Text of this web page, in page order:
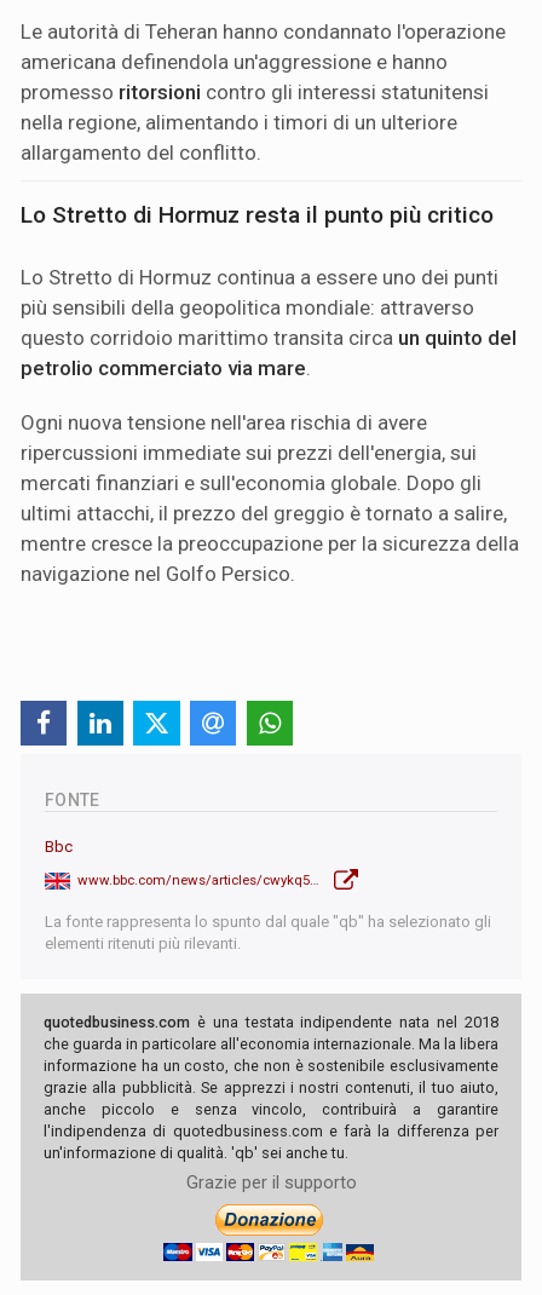
Le autorità di Teheran hanno condannato l'operazione
americana definendola un'aggressione e hanno
promesso ritorsioni contro gli interessi statunitensi
nella regione, alimentando i timori di un ulteriore
allargamento del conflitto.
Lo Stretto di Hormuz resta il punto più critico
Lo Stretto di Hormuz continua a essere uno dei punti
più sensibili della geopolitica mondiale: attraverso
questo corridoio marittimo transita circa un quinto del
petrolio commerciato via mare.
Ogni nuova tensione nell'area rischia di avere
ripercussioni immediate sui prezzi dell'energia, sui
mercati finanziari e sull'economia globale. Dopo gli
ultimi attacchi, il prezzo del greggio è tornato a salire,
mentre cresce la preoccupazione per la sicurezza della
navigazione nel Golfo Persico.
FONTE
Bbc
www.bbc.com/news/articles/cwykq59jwpvo
La fonte rappresenta lo spunto dal quale "qb" ha selezionato gli
elementi ritenuti più rilevanti.
quotedbusiness.com è una testata indipendente nata nel 2018
che guarda in particolare all'economia internazionale. Ma la libera
informazione ha un costo, che non è sostenibile esclusivamente
grazie alla pubblicità. Se apprezzi i nostri contenuti, il tuo aiuto,
anche piccolo e senza vincolo, contribuirà a garantire
l'indipendenza di quotedbusiness.com e farà la differenza per
un'informazione di qualità. 'qb' sei anche tu.
Grazie per il supporto